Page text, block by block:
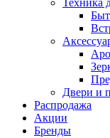
Техника
Двери и
Распродажа
Акции
Бренды